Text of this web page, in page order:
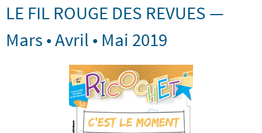
LE FIL ROUGE DES REVUES —
Mars • Avril • Mai 2019